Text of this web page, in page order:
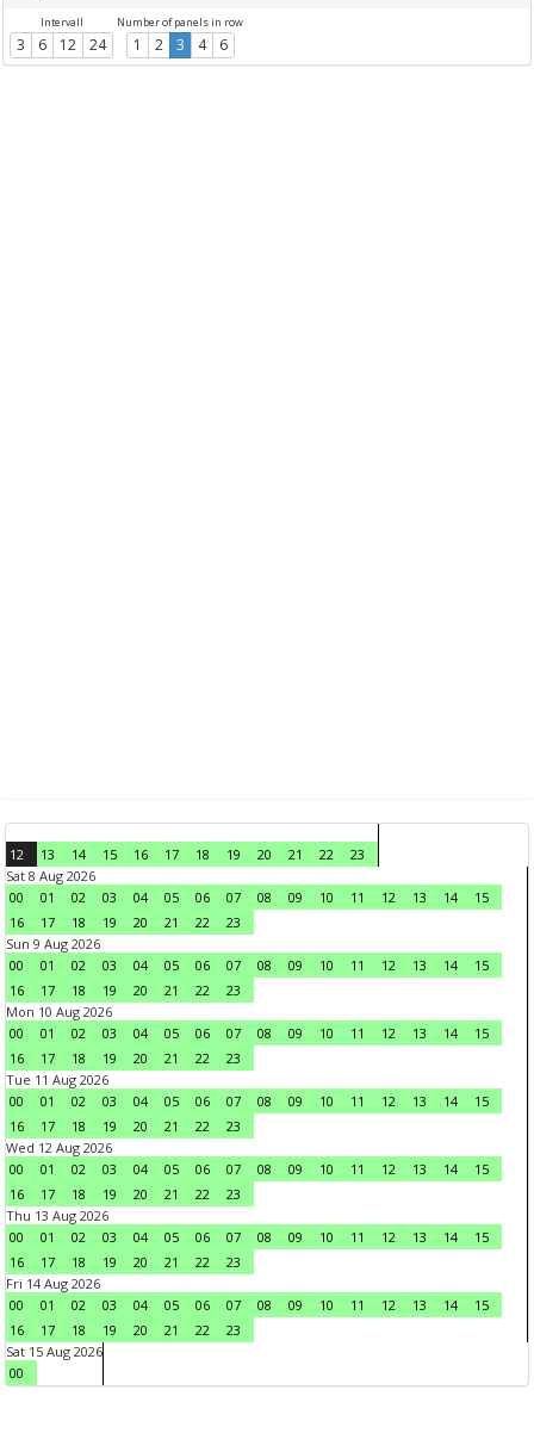
Intervall
3 6 12 24
Number of panels in row
1 2 3 4 6
12 13 14 15 16 17 18 19 20 21 22
23
Sat 8 Aug 2026
00
01 02 03 04 05 06 07 08 09 10 11 12 13 14
15
16
17 18 19 20 21 22
23
Sun 9 Aug 2026
00
01 02 03 04 05 06 07 08 09 10 11 12 13 14
15
16
17 18 19 20 21 22
23
Mon 10 Aug 2026
00
01 02 03 04 05 06 07 08 09 10 11 12 13 14
15
16
17 18 19 20 21 22
23
Tue 11 Aug 2026
00
01 02 03 04 05 06 07 08 09 10 11 12 13 14
15
16
17 18 19 20 21 22
23
Wed 12 Aug 2026
00
01 02 03 04 05 06 07 08 09 10 11 12 13 14
15
16
17 18 19 20 21 22
23
Thu 13 Aug 2026
00
01 02 03 04 05 06 07 08 09 10 11 12 13 14
15
16
17 18 19 20 21 22
23
Fri 14 Aug 2026
00
01 02 03 04 05 06 07 08 09 10 11 12 13 14
15
16
17 18 19 20 21 22
23
Sat 15 Aug 2026
00